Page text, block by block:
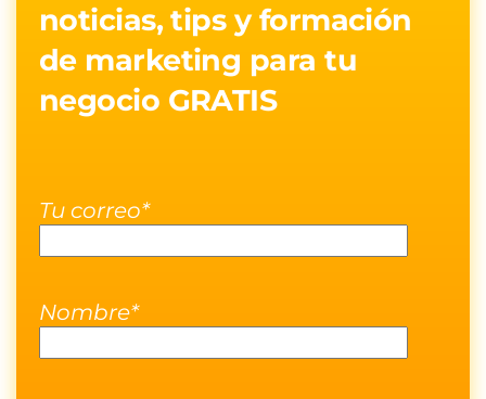
noticias, tips y formación
de marketing para tu
negocio GRATIS
Tu correo*
Nombre*